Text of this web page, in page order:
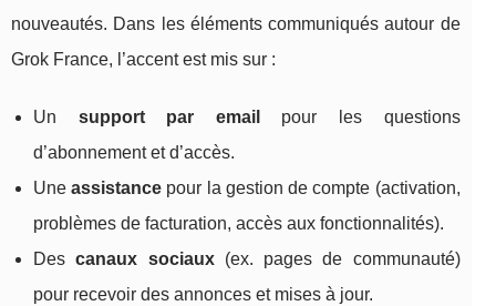
nouveautés. Dans les éléments communiqués autour de
Grok France, l’accent est mis sur :
Un support par email
pour les questions
d’abonnement et d’accès.
Uneassistance pour la gestion de compte (activation,
problèmes de facturation, accès aux fonctionnalités).
Descanaux sociaux(ex. pages de communauté)
pour recevoir des annonces et mises à jour.